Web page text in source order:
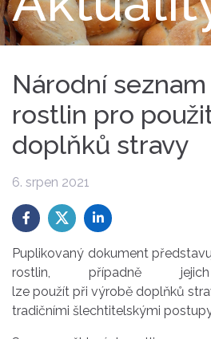
Národní
rostlin pro
doplňků stravy
6. srpen 2021
Puplikovaný dokument
rostlin, případně
lze použít při výrobě doplňků
tradičními šlechtitelskými